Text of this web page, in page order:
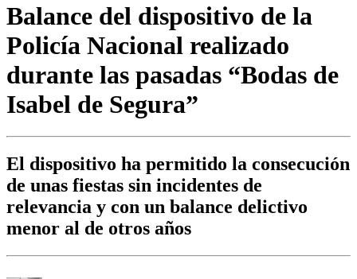
Balance del dispositivo de la
Policía Nacional realizado
durante las pasadas “Bodas de
Isabel de Segura”
El dispositivo ha permitido la consecución
de unas fiestas sin incidentes de
relevancia y con un balance delictivo
menor al de otros años